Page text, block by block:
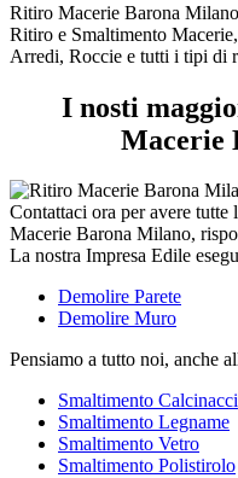
i
tipi
di
Ritiro Macerie Barona
Ritiro e Smaltimento
Arredi, Roccie e tutti i tipi di
I nosti
Macerie
La nostra Impresa Edile
Demolire Parete
Demolire Muro
Pensiamo a tutto noi, anche
Smaltimento Calcinacci
Smaltimento Legname
Smaltimento Vetro
Smaltimento Polistirolo